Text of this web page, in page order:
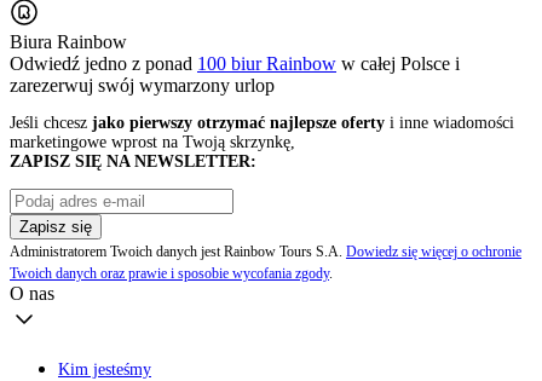
Biura Rainbow
Odwiedź jedno z ponad 100 biur Rainbow w całej Polsce i
zarezerwuj swój wymarzony urlop
Jeśli chcesz jako pierwszy otrzymać najlepsze oferty i inne wiadomości
marketingowe wprost na Twoją skrzynkę,
ZAPISZ SIĘ NA NEWSLETTER:
Zapisz się
Administratorem Twoich danych jest Rainbow Tours S.A. Dowiedz się więcej o ochronie
Twoich danych oraz prawie i sposobie wycofania zgody.
O nas
Kim jesteśmy